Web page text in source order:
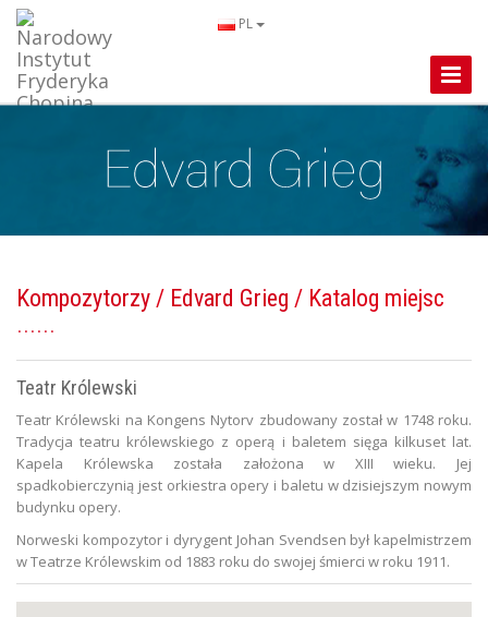
PL
Toggle
Kompozytorzy / Edvard Grieg / Katalog miejsc
Teatr Królewski
Teatr Królewski na Kongens Nytorv zbudowany został w 1748 roku.
Tradycja teatru królewskiego z operą i baletem sięga kilkuset lat.
Kapela Królewska została założona w XIII wieku. Jej
spadkobierczynią jest orkiestra opery i baletu w dzisiejszym nowym
budynku opery.
Norweski kompozytor i dyrygent Johan Svendsen był kapelmistrzem
w Teatrze Królewskim od 1883 roku do swojej śmierci w roku 1911.